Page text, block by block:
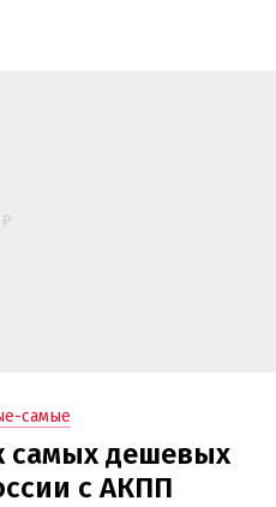
самые
самых дешевых
с АКПП